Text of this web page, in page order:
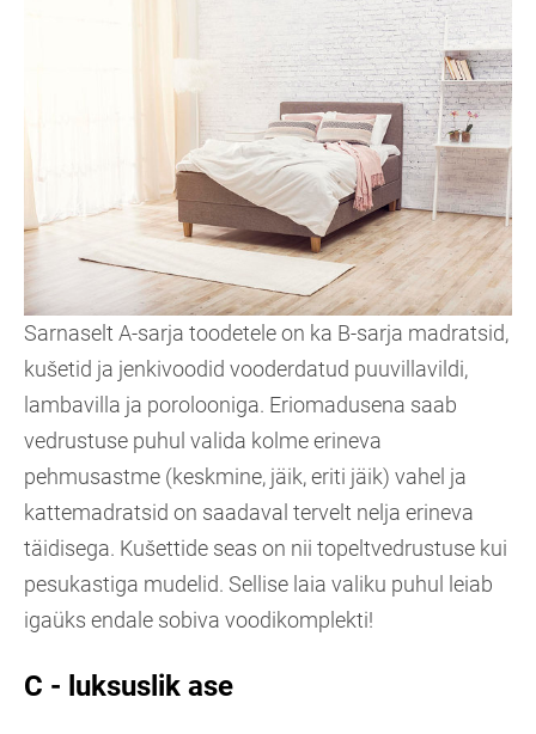
Sarnaselt A-sarja toodetele on ka B-sarja madratsid,
kušetid ja jenkivoodid vooderdatud puuvillavildi,
lambavilla ja porolooniga. Eriomadusena saab
vedrustuse puhul valida kolme erineva
pehmusastme (keskmine, jäik, eriti jäik) vahel ja
kattemadratsid on saadaval tervelt nelja erineva
täidisega. Kušettide seas on nii topeltvedrustuse kui
pesukastiga mudelid. Sellise laia valiku puhul leiab
igaüks endale sobiva voodikomplekti!
C - luksuslik ase